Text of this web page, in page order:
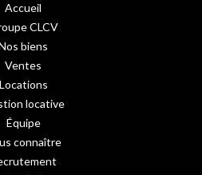
Accueil
CLCV
biens
Ventes
Locations
locative
Équipe
connaître